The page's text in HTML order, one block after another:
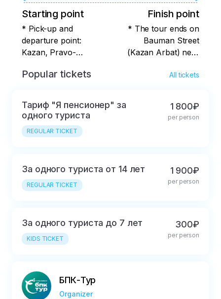
Starting point
* Pick-up and
departure point:
Kazan, Pravo-
Central hall of the
Ibis Hotel), 1st floor.
Finish point
* The tour ends on
Bauman Street
(Kazan Arbat) near
Popular tickets All tickets
Тариф "Я пенсионер" за
одного туриста
REGULAR TICKET
1 800₽
per person
За одного туриста от 14 лет
REGULAR TICKET
1 900₽
per person
За одного туриста до 7 лет
KIDS TICKET
300₽
per person
БПК-Тур
Organizer